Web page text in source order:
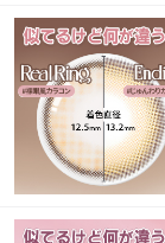
カラコン
装着期間
1 Day
1 Month
よりどりキット